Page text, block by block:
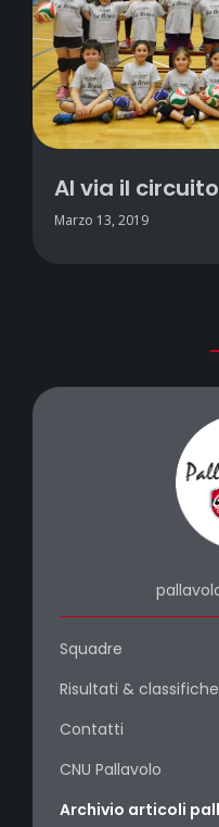
Al via il
Marzo 13, 2019
Squadre
Risultati & classifiche
Contatti
CNU Pallavolo
Archivio articoli